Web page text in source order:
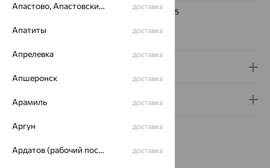
ЧИСТОТА 3/5
Сертификаты на камни
Гарантия и возврат
Апастово, Апастовский район доставка
Апатиты доставка
Апрелевка доставка
Апшеронск доставка
Арамиль доставка
Аргун доставка
Ардатов (рабочий поселок) доставка